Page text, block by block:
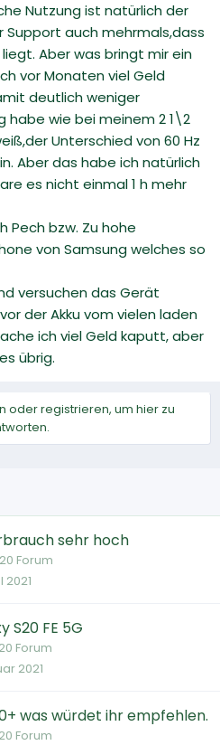
Nutzung ist natürlich der
Support auch mehrmals,dass
Aber was bringt mir ein
vor Monaten viel Geld
deutlich weniger
habe wie bei meinem 2 1\2
Unterschied von 60 Hz
Aber das habe ich natürlich
es nicht einmal 1 h mehr
Pech bzw. Zu hohe
von Samsung welches so
versuchen das Gerät
der Akku vom vielen laden
ich viel Geld kaputt, aber
übrig.
oder registrieren, um hier zu
sehr hoch
Forum
2021
S20 FE 5G
Forum
2021
was würdet ihr empfehlen.
Forum